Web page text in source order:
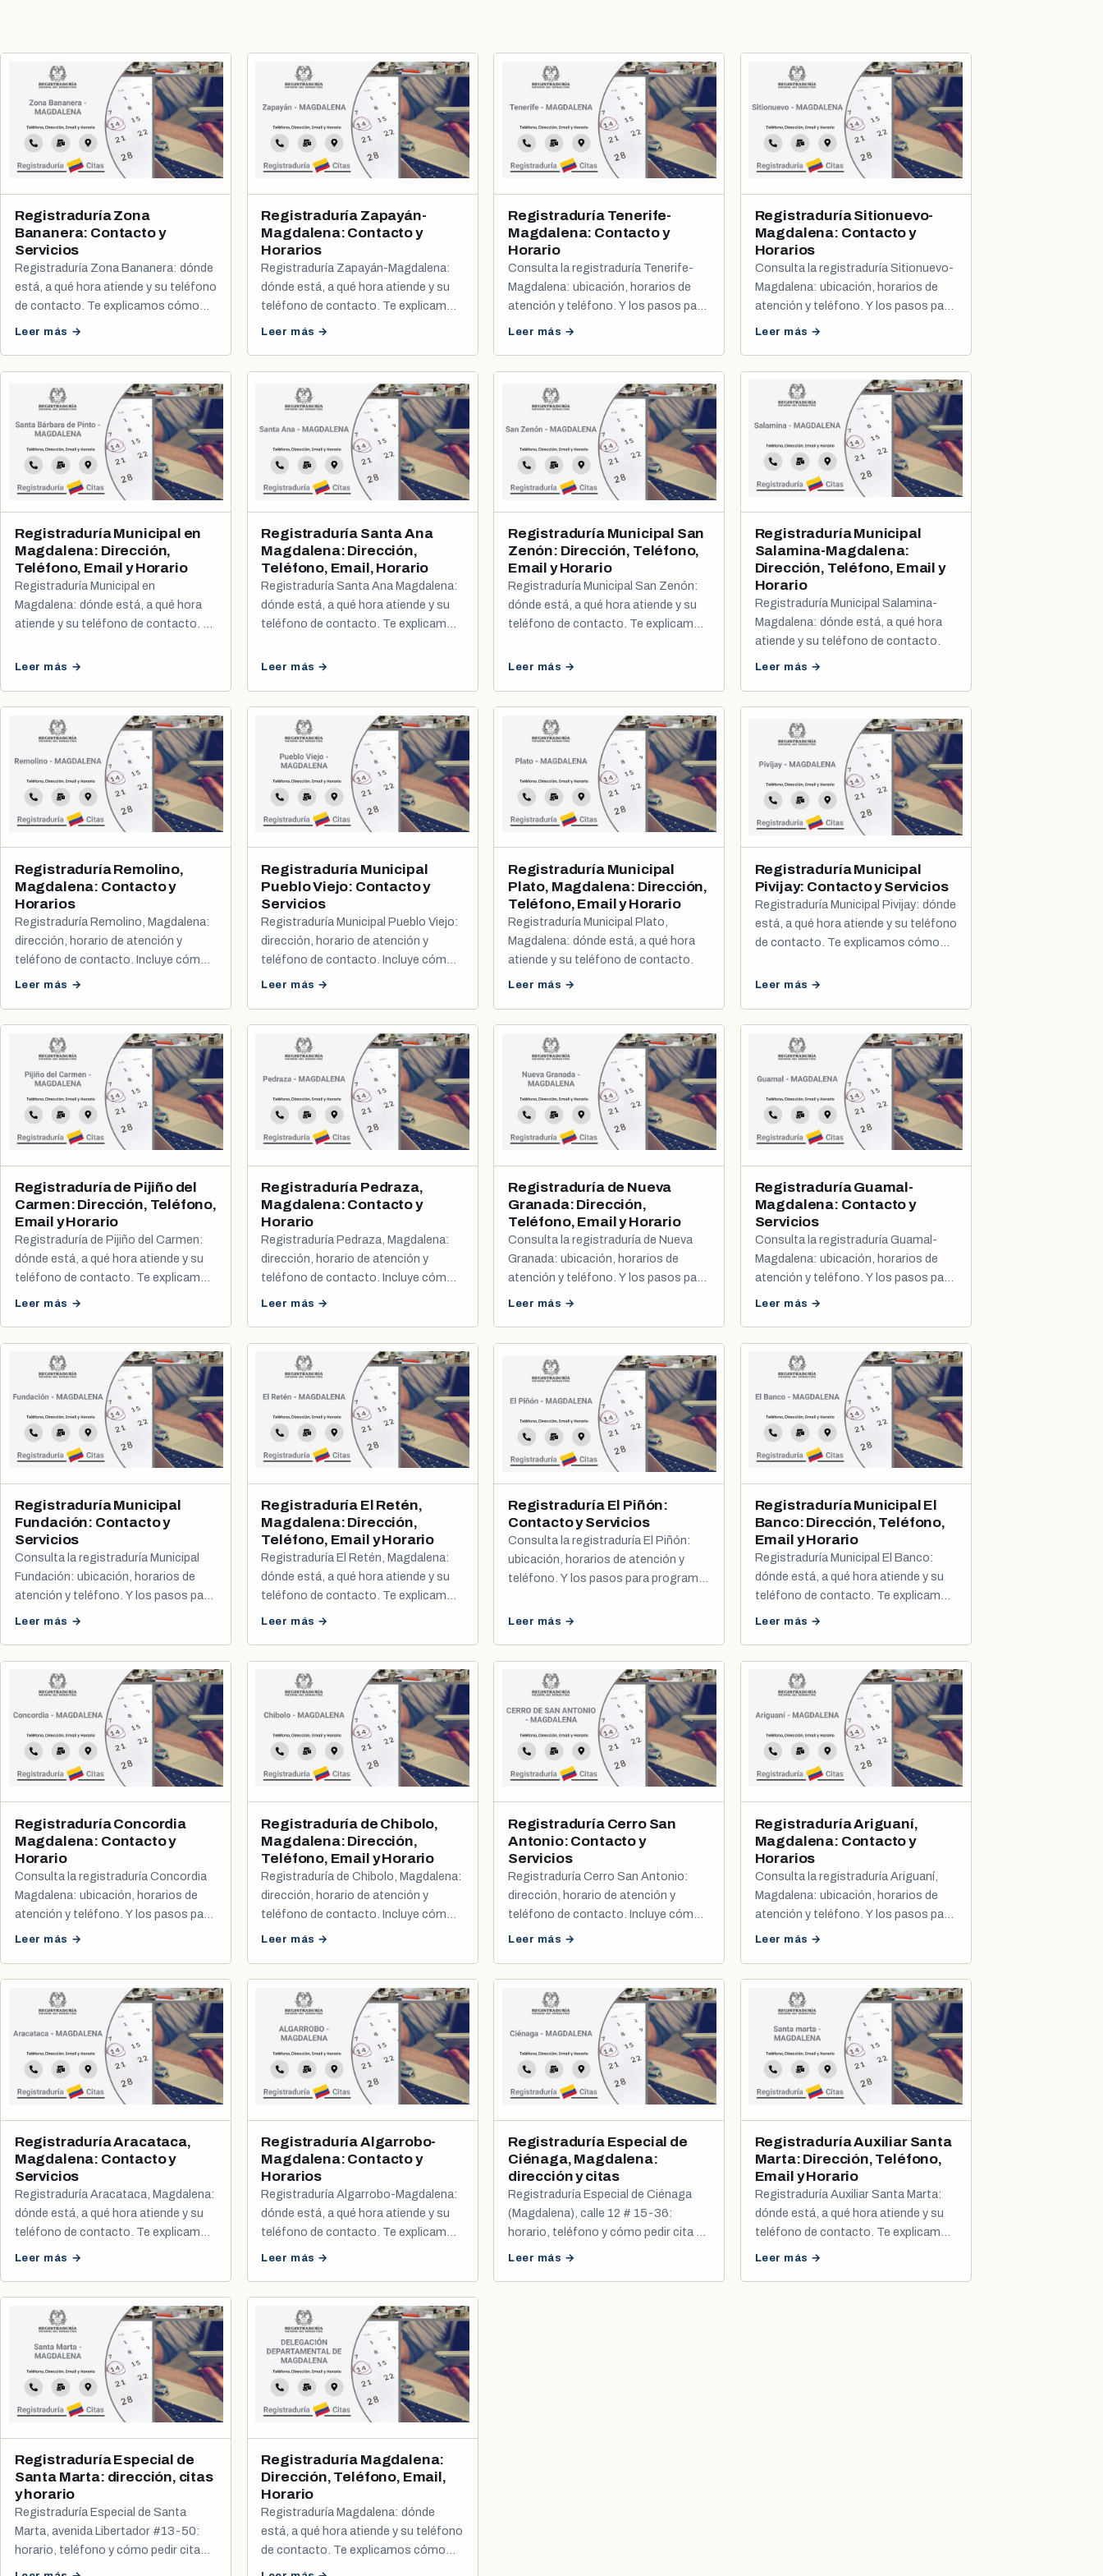
Registraduría Zona
Bananera: Contacto y
Servicios
Registraduría Zona Bananera: dónde
está, a qué hora atiende y su teléfono
de contacto. Te explicamos cómo
Leer más →
Registraduría Zapayán-
Magdalena: Contacto y
Horarios
Registraduría Zapayán-Magdalena:
dónde está, a qué hora atiende y su
teléfono de contacto. Te explicamos
Leer más →
Registraduría Tenerife-
Magdalena: Contacto y
Horario
Consulta la registraduría Tenerife-
Magdalena: ubicación, horarios de
atención y teléfono. Y los pasos para
Leer más →
Registraduría Sitionuevo-
Magdalena: Contacto y
Horarios
Consulta la registraduría Sitionuevo-
Magdalena: ubicación, horarios de
atención y teléfono. Y los pasos para
Leer más →
Registraduría Municipal en
Magdalena: Dirección,
Teléfono, Email y Horario
Registraduría Municipal en
Magdalena: dónde está, a qué hora
atiende y su teléfono de contacto. Te
cédula y registro civil.
Leer más →
Registraduría Santa Ana
Magdalena: Dirección,
Teléfono, Email, Horario
Registraduría Santa Ana Magdalena:
dónde está, a qué hora atiende y su
teléfono de contacto. Te explicamos
registro civil.
Leer más →
Registraduría Municipal San
Zenón: Dirección, Teléfono,
Email y Horario
Registraduría Municipal San Zenón:
dónde está, a qué hora atiende y su
teléfono de contacto. Te explicamos
registro civil.
Leer más →
Registraduría Municipal
Salamina-Magdalena:
Dirección, Teléfono, Email y
Horario
Registraduría Municipal Salamina-
Magdalena: dónde está, a qué hora
atiende y su teléfono de contacto.
Leer más →
Registraduría Remolino,
Magdalena: Contacto y
Horarios
Registraduría Remolino, Magdalena:
dirección, horario de atención y
teléfono de contacto. Incluye cómo
sacar tu cita de cédula y registro civil.
Leer más →
Registraduría Municipal
Pueblo Viejo: Contacto y
Servicios
Registraduría Municipal Pueblo Viejo:
dirección, horario de atención y
teléfono de contacto. Incluye cómo
sacar tu cita de cédula y registro civil.
Leer más →
Registraduría Municipal
Plato, Magdalena: Dirección,
Teléfono, Email y Horario
Registraduría Municipal Plato,
Magdalena: dónde está, a qué hora
atiende y su teléfono de contacto.
Leer más →
Registraduría Municipal
Pivijay: Contacto y Servicios
Registraduría Municipal Pivijay: dónde
está, a qué hora atiende y su teléfono
de contacto. Te explicamos cómo
civil.
Leer más →
Registraduría de Pijiño del
Carmen: Dirección, Teléfono,
Email y Horario
Registraduría de Pijiño del Carmen:
dónde está, a qué hora atiende y su
teléfono de contacto. Te explicamos
Leer más →
Registraduría Pedraza,
Magdalena: Contacto y
Horario
Registraduría Pedraza, Magdalena:
dirección, horario de atención y
teléfono de contacto. Incluye cómo
Leer más →
Registraduría de Nueva
Granada: Dirección,
Teléfono, Email y Horario
Consulta la registraduría de Nueva
Granada: ubicación, horarios de
atención y teléfono. Y los pasos para
Leer más →
Registraduría Guamal-
Magdalena: Contacto y
Servicios
Consulta la registraduría Guamal-
Magdalena: ubicación, horarios de
atención y teléfono. Y los pasos para
Leer más →
Registraduría Municipal
Fundación: Contacto y
Servicios
Consulta la registraduría Municipal
Fundación: ubicación, horarios de
atención y teléfono. Y los pasos para
programar tu cita de cédula o
Leer más →
Registraduría El Retén,
Magdalena: Dirección,
Teléfono, Email y Horario
Registraduría El Retén, Magdalena:
dónde está, a qué hora atiende y su
teléfono de contacto. Te explicamos
cómo agendar tu cita de cédula y
Leer más →
Registraduría El Piñón:
Contacto y Servicios
Consulta la registraduría El Piñón:
ubicación, horarios de atención y
teléfono. Y los pasos para programar
Leer más →
Registraduría Municipal El
Banco: Dirección, Teléfono,
Email y Horario
Registraduría Municipal El Banco:
dónde está, a qué hora atiende y su
teléfono de contacto. Te explicamos
cómo agendar tu cita de cédula y
Leer más →
Registraduría Concordia
Magdalena: Contacto y
Horario
Consulta la registraduría Concordia
Magdalena: ubicación, horarios de
atención y teléfono. Y los pasos para
programar tu cita de cédula o
Leer más →
Registraduría de Chibolo,
Magdalena: Dirección,
Teléfono, Email y Horario
Registraduría de Chibolo, Magdalena:
dirección, horario de atención y
teléfono de contacto. Incluye cómo
sacar tu cita de cédula y registro civil.
Leer más →
Registraduría Cerro San
Antonio: Contacto y
Servicios
Registraduría Cerro San Antonio:
dirección, horario de atención y
teléfono de contacto. Incluye cómo
sacar tu cita de cédula y registro civil.
Leer más →
Registraduría Ariguaní,
Magdalena: Contacto y
Horarios
Consulta la registraduría Ariguaní,
Magdalena: ubicación, horarios de
atención y teléfono. Y los pasos para
programar tu cita de cédula o
Leer más →
Registraduría Aracataca,
Magdalena: Contacto y
Servicios
Registraduría Aracataca, Magdalena:
dónde está, a qué hora atiende y su
teléfono de contacto. Te explicamos
Leer más →
Registraduría Algarrobo-
Magdalena: Contacto y
Horarios
Registraduría Algarrobo-Magdalena:
dónde está, a qué hora atiende y su
teléfono de contacto. Te explicamos
Leer más →
Registraduría Especial de
Ciénaga, Magdalena:
dirección y citas
Registraduría Especial de Ciénaga
(Magdalena), calle 12 # 15-36:
horario, teléfono y cómo pedir cita de
Leer más →
Registraduría Auxiliar Santa
Marta: Dirección, Teléfono,
Email y Horario
Registraduría Auxiliar Santa Marta:
dónde está, a qué hora atiende y su
teléfono de contacto. Te explicamos
Leer más →
Registraduría Especial de
Santa Marta: dirección, citas
y horario
Registraduría Especial de Santa
Marta, avenida Libertador #13-50:
horario, teléfono y cómo pedir cita
para cédula, tarjeta de identidad y
Registraduría Magdalena:
Dirección, Teléfono, Email,
Horario
Registraduría Magdalena: dónde
está, a qué hora atiende y su teléfono
de contacto. Te explicamos cómo
agendar tu cita de cédula y registro